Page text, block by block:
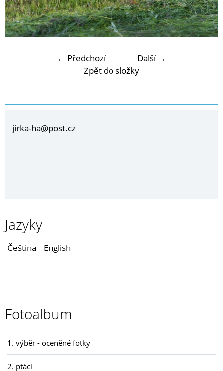
← Předchozí
Další →
Zpět do složky
jirka-ha@post.cz
Jazyky
Čeština English
Fotoalbum
1. výběr - oceněné fotky
2. ptáci